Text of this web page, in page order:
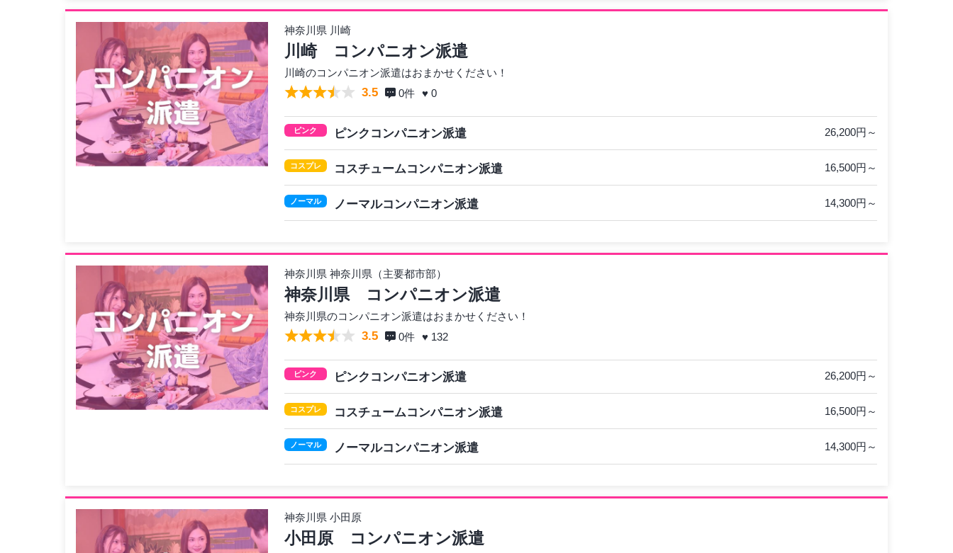
神奈川県 川崎
川崎 コンパニオン派遣
川崎のコンパニオン派遣はおまかせください！
3.5 0件 ♥ 0
ピンク ピンクコンパニオン派遣 26,200円～
コスプレ コスチュームコンパニオン派遣 16,500円～
ノーマル ノーマルコンパニオン派遣 14,300円～
神奈川県 神奈川県（主要都市部）
神奈川県 コンパニオン派遣
神奈川県のコンパニオン派遣はおまかせください！
3.5 0件 ♥ 132
ピンク ピンクコンパニオン派遣 26,200円～
コスプレ コスチュームコンパニオン派遣 16,500円～
ノーマル ノーマルコンパニオン派遣 14,300円～
神奈川県 小田原
小田原 コンパニオン派遣